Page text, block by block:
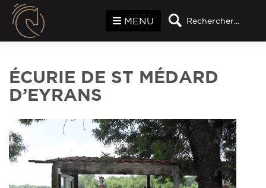
Rechercher...
MENU
ÉCURIE DE ST MÉDARD
D’EYRANS
Panneau de gestion des cookies